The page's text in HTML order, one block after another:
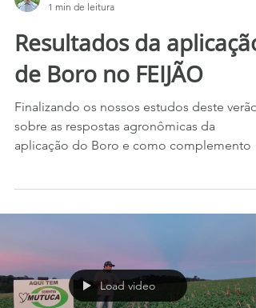
1 min de leitura
Resultados da aplicação
de Boro no FEIJÃO
Finalizando os nossos estudos deste verão